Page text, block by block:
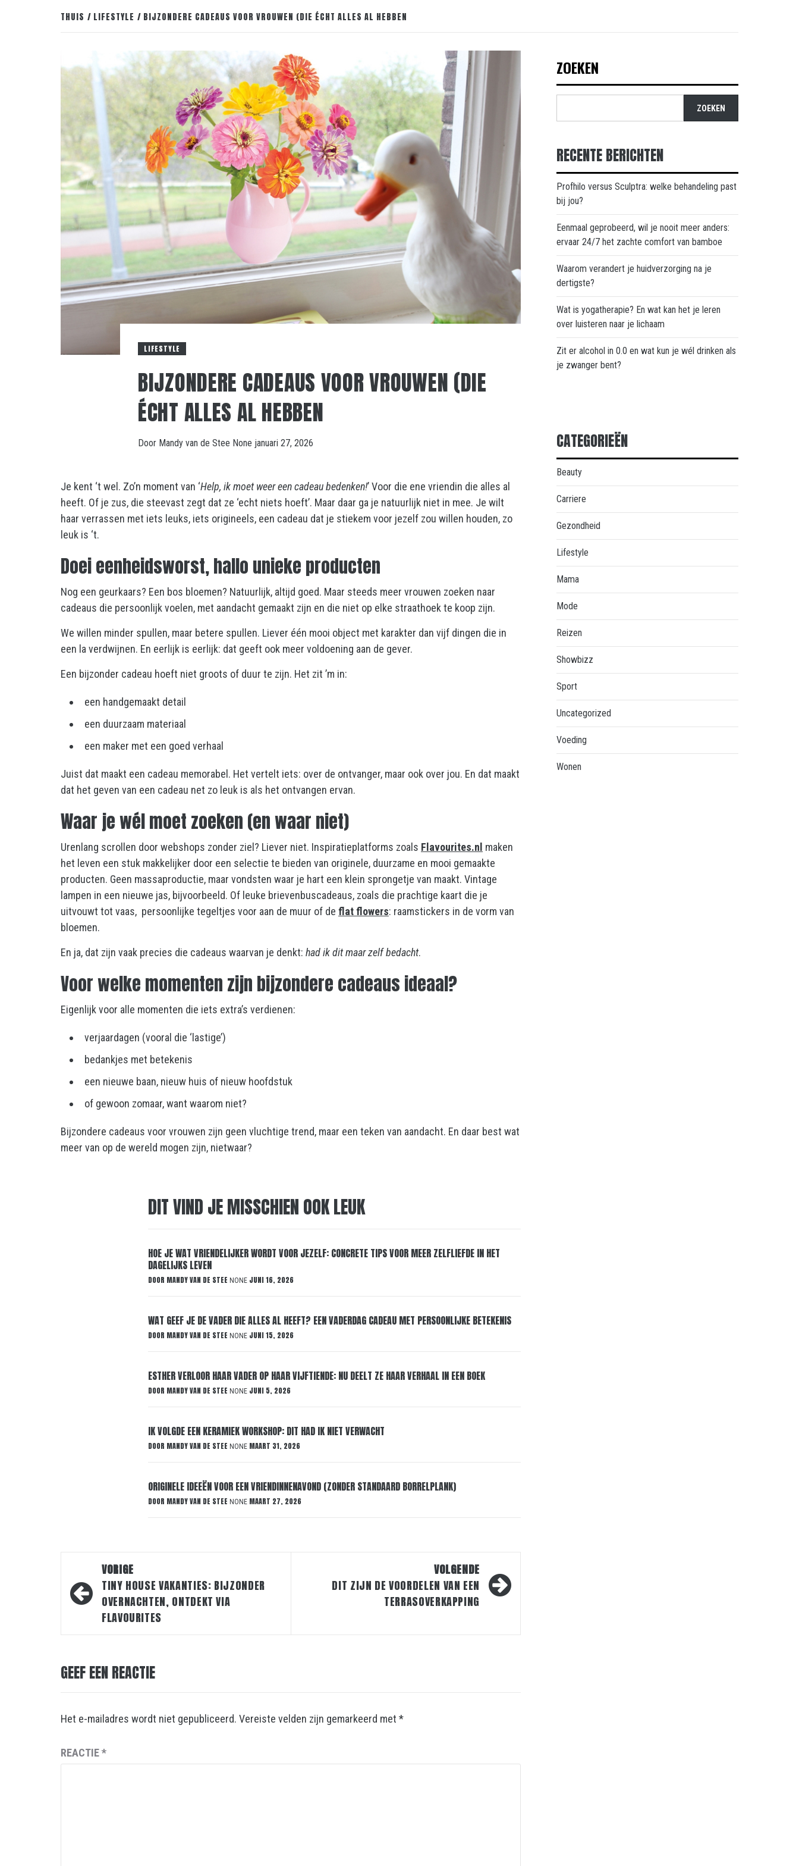
THUIS LIFESTYLE BIJZONDERE CADEAUS VOOR VROUWEN (DIE ÉCHT ALLES AL HEBBEN
LIFESTYLE
BIJZONDERE CADEAUS VOOR VROUWEN (DIE
ÉCHT ALLES AL HEBBEN
Door Mandy van de Stee None januari 27, 2026
Je kent ‘t wel. Zo’n moment van ‘Help, ik moet weer een cadeau bedenken!’ Voor die ene vriendin die alles al
heeft. Of je zus, die steevast zegt dat ze ‘echt niets hoeft’. Maar daar ga je natuurlijk niet in mee. Je wilt
haar verrassen met iets leuks, iets origineels, een cadeau dat je stiekem voor jezelf zou willen houden, zo
leuk is ‘t.
Doei eenheidsworst, hallo unieke producten
Nog een geurkaars? Een bos bloemen? Natuurlijk, altijd goed. Maar steeds meer vrouwen zoeken naar
cadeaus die persoonlijk voelen, met aandacht gemaakt zijn en die niet op elke straathoek te koop zijn.
We willen minder spullen, maar betere spullen. Liever één mooi object met karakter dan vijf dingen die in
een la verdwijnen. En eerlijk is eerlijk: dat geeft ook meer voldoening aan de gever.
Een bijzonder cadeau hoeft niet groots of duur te zijn. Het zit ’m in:
een handgemaakt detail
een duurzaam materiaal
een maker met een goed verhaal
Juist dat maakt een cadeau memorabel. Het vertelt iets: over de ontvanger, maar ook over jou. En dat maakt
dat het geven van een cadeau net zo leuk is als het ontvangen ervan.
Waar je wél moet zoeken (en waar niet)
Urenlang scrollen door webshops zonder ziel? Liever niet. Inspiratieplatforms zoals Flavourites.nl maken
het leven een stuk makkelijker door een selectie te bieden van originele, duurzame en mooi gemaakte
producten. Geen massaproductie, maar vondsten waar je hart een klein sprongetje van maakt. Vintage
lampen in een nieuwe jas, bijvoorbeeld. Of leuke brievenbuscadeaus, zoals die prachtige kaart die je
uitvouwt tot vaas, persoonlijke tegeltjes voor aan de muur of de flat flowers: raamstickers in de vorm van
bloemen.
En ja, dat zijn vaak precies die cadeaus waarvan je denkt: had ik dit maar zelf bedacht.
Voor welke momenten zijn bijzondere cadeaus ideaal?
Eigenlijk voor alle momenten die iets extra’s verdienen:
verjaardagen (vooral die ‘lastige’)
bedankjes met betekenis
een nieuwe baan, nieuw huis of nieuw hoofdstuk
of gewoon zomaar, want waarom niet?
Bijzondere cadeaus voor vrouwen zijn geen vluchtige trend, maar een teken van aandacht. En daar best wat
meer van op de wereld mogen zijn, nietwaar?
DIT VIND JE MISSCHIEN OOK LEUK
HOE JE WAT VRIENDELIJKER WORDT VOOR JEZELF: CONCRETE TIPS VOOR MEER ZELFLIEFDE IN HET
DAGELIJKS LEVEN
DOOR MANDY VAN DE STEE NONE JUNI 16, 2026
WAT GEEF JE DE VADER DIE ALLES AL HEEFT? EEN VADERDAG CADEAU MET PERSOONLIJKE BETEKENIS
DOOR MANDY VAN DE STEE NONE JUNI 15, 2026
ESTHER VERLOOR HAAR VADER OP HAAR VIJFTIENDE: NU DEELT ZE HAAR VERHAAL IN EEN BOEK
DOOR MANDY VAN DE STEE NONE JUNI 5, 2026
IK VOLGDE EEN KERAMIEK WORKSHOP: DIT HAD IK NIET VERWACHT
DOOR MANDY VAN DE STEE NONE MAART 31, 2026
ORIGINELE IDEEËN VOOR EEN VRIENDINNENAVOND (ZONDER STANDAARD BORRELPLANK)
DOOR MANDY VAN DE STEE NONE MAART 27, 2026
Bericht
navigatie
VORIGE
TINY HOUSE VAKANTIES: BIJZONDER
OVERNACHTEN, ONTDEKT VIA
FLAVOURITES
VOLGENDE
DIT ZIJN DE VOORDELEN VAN EEN
TERRASOVERKAPPING
GEEF EEN REACTIE
Het e-mailadres wordt niet gepubliceerd. Vereiste velden zijn gemarkeerd met *
REACTIE*
ZOEKEN
ZOEKEN
RECENTE BERICHTEN
Profhilo versus Sculptra: welke behandeling past
bij jou?
Eenmaal geprobeerd, wil je nooit meer anders:
ervaar 24/7 het zachte comfort van bamboe
Waarom verandert je huidverzorging na je
dertigste?
Wat is yogatherapie? En wat kan het je leren
over luisteren naar je lichaam
Zit er alcohol in 0.0 en wat kun je wél drinken als
je zwanger bent?
CATEGORIEËN
Beauty
Carriere
Gezondheid
Lifestyle
Mama
Mode
Reizen
Showbizz
Sport
Uncategorized
Voeding
Wonen